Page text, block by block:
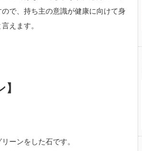
で、持ち主の意識が健康に向けて身
えます。
ーンをした石です。